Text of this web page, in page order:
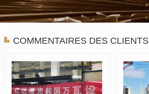
COMMENTAIRES DES CLIENTS